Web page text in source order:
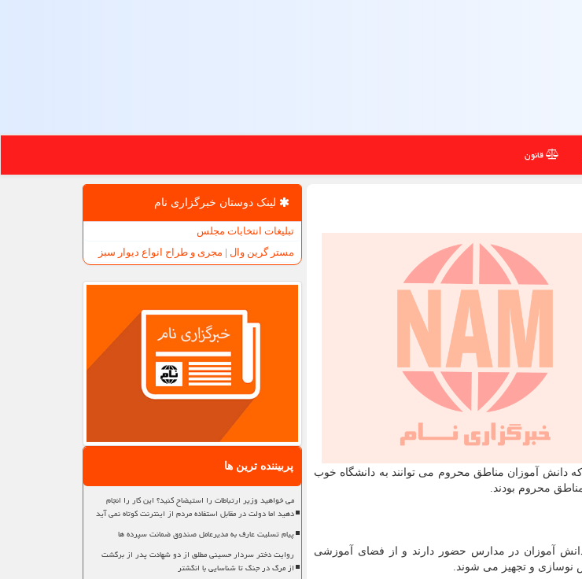
قانون
که دانش آموزان مناطق محروم می توانند به دانشگاه خوب
محروم بودند.
به اندازه مدارس زنده و فعال نیست و ۹ ماه از سال دانش آموزان در مدارس حضور دارند و از فضای آموزشی
نوسازی و تجهیز می شوند.
لینک دوستان خبرگزاری نام
تبلیغات انتخابات مجلس
مستر گرین وال | مجری و طراح انواع دیوار سبز
پربیننده ترین ها
می خواهید وزیر ارتباطات را استیضاح کنید؟ این کار را انجام
دهید اما دولت در مقابل استفاده مردم از اینترنت کوتاه نمی آید
پیام تسلیت عارف به مدیرعامل صندوق ضمانت سپرده ها
روایت دختر سردار حسینی مطلق از دو شهادت پدر از برگشت
از مرگ در جنگ تا شناسایی با انگشتر